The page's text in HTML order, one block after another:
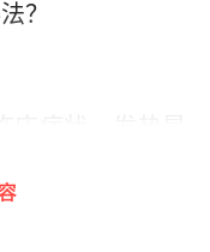
？
常由致热原作用
。正常体温因人